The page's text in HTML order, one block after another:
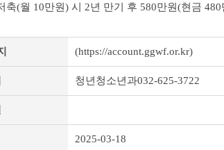
축(월 10만원) 시 2년 만기 후 580만원(현금
(https://account.ggwf.or.kr)
청년청소년과032-625-3722
2025-03-18